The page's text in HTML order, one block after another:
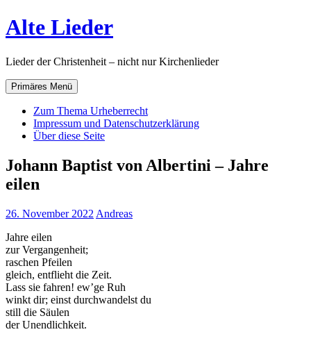
Zum
Inhalt
Alte Lieder
Lieder der Christenheit – nicht nur Kirchenlieder
Primäres Menü
Zum Thema Urheberrecht
Impressum und Datenschutzerklärung
Über diese Seite
Johann Baptist von Albertini – Jahre
eilen
26. November 2022 Andreas
Jahre eilen
zur Vergangenheit;
raschen Pfeilen
gleich, entflieht die Zeit.
Lass sie fahren! ew’ge Ruh
winkt dir; einst durchwandelst du
still die Säulen
der Unendlichkeit.